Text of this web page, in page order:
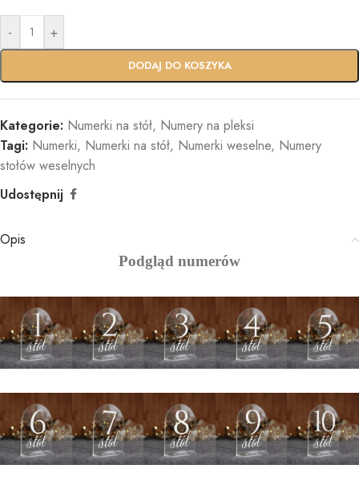
- +
DODAJ DO KOSZYKA
Kategorie: Numerki na stół, Numery na pleksi
Tagi: Numerki, Numerki na stół, Numerki weselne, Numery
stołów weselnych
Udostępnij
Opis
Podgląd numerów